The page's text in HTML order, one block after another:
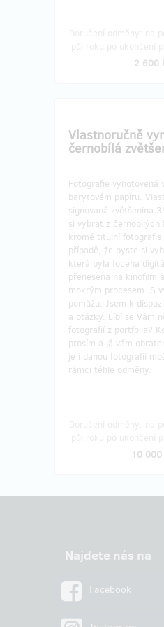
2 600
Vlastnoručně
černobílá
Fotografie vyhotovená
barytovém papíru.
signovaná zvětšenina
si vybrat z černobílých
kromě titulní
případě, že byste si
která byla focena
přenesena na kinofilm
mokrým procesem. S
pomůžu. Jsem k
a otázky. Líbí se Vám
fotografií z portfolia?
prosím a já vám
je i danou fotografii
rámci téhle odměny.
10 000
Najdete nás na
Facebook